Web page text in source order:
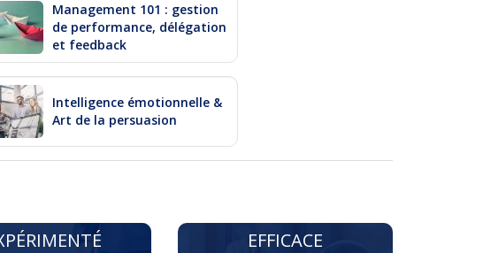
Management 101 : gestion
de performance, délégation
et feedback
Intelligence émotionnelle &
Art de la persuasion
EFFICACE